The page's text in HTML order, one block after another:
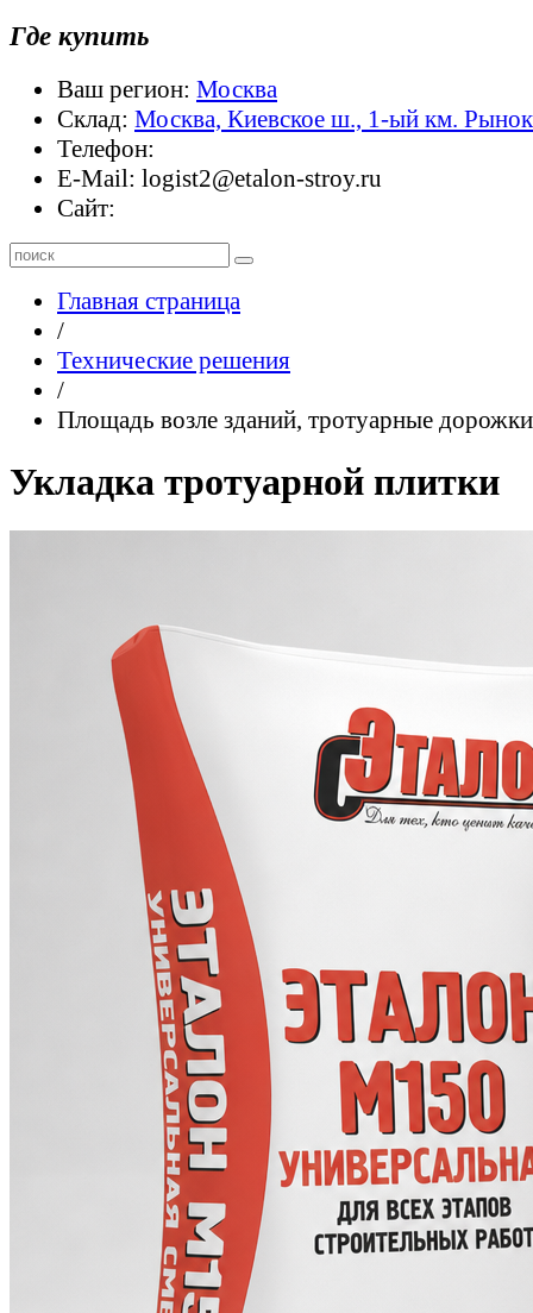
Где купить
Ваш регион: Москва
Склад: Москва, Киевское ш., 1-ый км.
Телефон:
E-Mail: logist2@etalon-stroy.ru
Сайт:
Главная страница
/
Технические решения
/
Площадь возле зданий, тротуарные дорожки
Укладка тротуарной плитки